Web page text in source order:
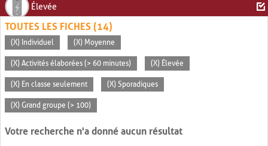
Élevée
TOUTES LES FICHES (14)
(X) Individuel (X) Moyenne
(X) Activités élaborées (> 60 minutes) (X) Élevée
(X) En classe seulement (X) Sporadiques
(X) Grand groupe (> 100)
Votre recherche n'a donné aucun résultat